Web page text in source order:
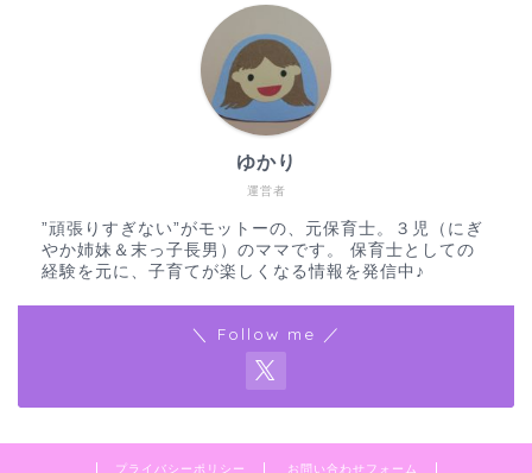
運営者
ゆかり
”頑張りすぎない”がモットーの、元保育士。３児（にぎ
やか姉妹＆末っ子長男）のママです。 保育士としての
経験を元に、子育てが楽しくなる情報を発信中♪
＼ Follow me ／
プライバシーポリシー お問い合わせフォーム